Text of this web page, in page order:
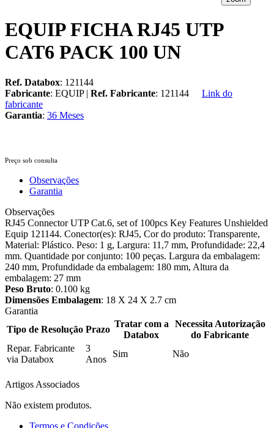
EQUIP FICHA RJ45 UTP
CAT6 PACK 100 UN
Ref. Databox: 121144
Fabricante: EQUIP | Ref. Fabricante: 121144
Link do
fabricante
Garantia: 36 Meses
Preço sob consulta
Observações
Garantia
Observações
RJ45 Connector UTP Cat.6, set of 100pcs Key Features Unshielded
Equip 121144. Conector(es): RJ45, Cor do produto: Transparente,
Material: Plástico. Peso: 1 g, Largura: 11,7 mm, Profundidade: 22,4
mm. Quantidade por conjunto: 100 peças. Largura da embalagem:
240 mm, Profundidade da embalagem: 180 mm, Altura da
embalagem: 27 mm
Peso Bruto: 0.100 kg
Dimensões Embalagem: 18 X 24 X 2.7 cm
Garantia
Tipo de Resolução Prazo
Tratar com a
Databox
Necessita Autorização
do Fabricante
Repar. Fabricante
via Databox
3
Anos
Sim Não
Artigos Associados
Não existem produtos.
Termos e Condições